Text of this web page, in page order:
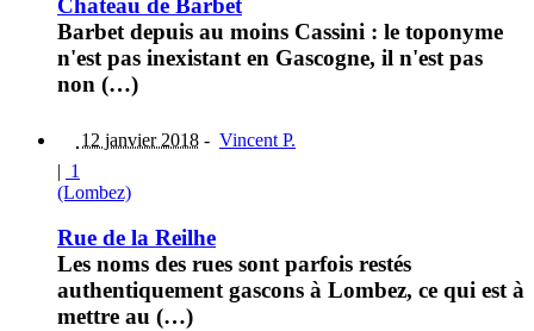
Château de Barbet
Barbet depuis au moins Cassini : le toponyme
n'est pas inexistant en Gascogne, il n'est pas
non (…)
12 janvier 2018 - Vincent P.
| 1
(Lombez)
Rue de la Reilhe
Les noms des rues sont parfois restés
authentiquement gascons à Lombez, ce qui est à
mettre au (…)